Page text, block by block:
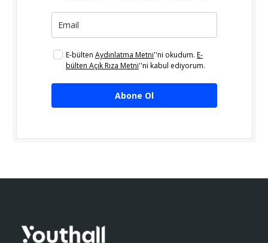
E-bülten Aydınlatma Metni''ni okudum. E-
bülten Açık Rıza Metni''ni kabul ediyorum.
Abone Ol